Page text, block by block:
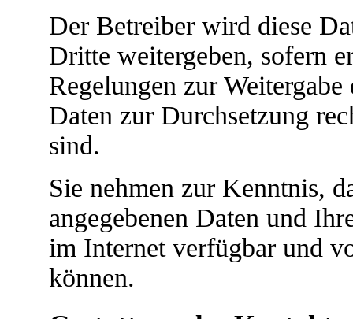
Der Betreiber wird diese
Dritte weitergeben, sofern
Regelungen zur
Daten zur Durchsetzung
sind.
Sie nehmen zur Kenntnis,
angegebenen Daten und
im Internet verfügbar und
können.